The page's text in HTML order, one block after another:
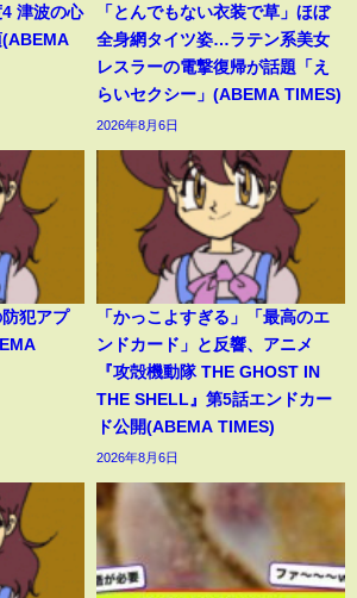
津波の心
(ABEMA
「とんでもない衣装で草」ほぼ
全身網タイツ姿…ラテン系美女
レスラーの電撃復帰が話題「え
らいセクシー」(ABEMA TIMES)
2026年8月6日
犯アプ
「かっこよすぎる」「最高のエ
ンドカード」と反響、アニメ
『攻殻機動隊 THE GHOST IN
THE SHELL』第5話エンドカー
ド公開(ABEMA TIMES)
2026年8月6日